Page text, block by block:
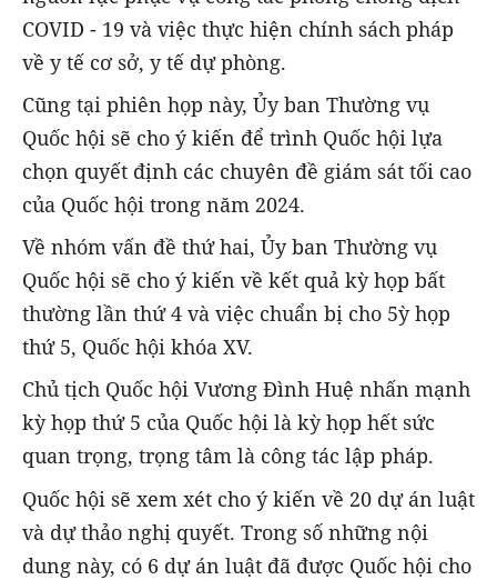
COVID - 19 và việc thực hiện chính sách pháp
về y tế cơ sở, y tế dự phòng.
Cũng tại phiên họp này, Ủy ban Thường vụ
Quốc hội sẽ cho ý kiến để trình Quốc hội lựa
chọn quyết định các chuyên đề giám sát tối cao
của Quốc hội trong năm 2024.
Về nhóm vấn đề thứ hai, Ủy ban Thường vụ
Quốc hội sẽ cho ý kiến về kết quả kỳ họp bất
thường lần thứ 4 và việc chuẩn bị cho 5ỳ họp
thứ 5, Quốc hội khóa XV.
Chủ tịch Quốc hội Vương Đình Huệ nhấn mạnh
kỳ họp thứ 5 của Quốc hội là kỳ họp hết sức
quan trọng, trọng tâm là công tác lập pháp.
Quốc hội sẽ xem xét cho ý kiến về 20 dự án luật
và dự thảo nghị quyết. Trong số những nội
dung này, có 6 dự án luật đã được Quốc hội cho